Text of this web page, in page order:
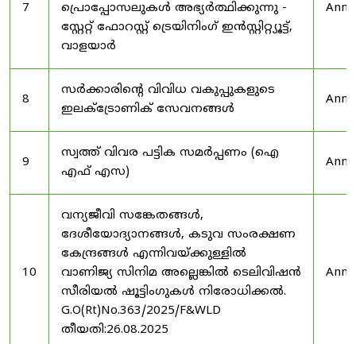
7
പ്രൊപ്പോസലുകൾ അഭ്യർത്ഥിക്കുന്നു -
സ്റ്റേറ്റ് ഫോറസ്റ്റ് ട്രെയിനിംഗ് ഇൻസ്റ്റിറ്റ്യൂട്ട്,
വാളയാർ
8
സർക്കാരിന്റെ വിവിധ വകുപ്പുകളുടെ
ഇലക്ട്രോണിക് സേവനങ്ങൾ
9
സ്വത്ത് വിവര പട്ടിക സമർപ്പണം (ഐ
എഫ് എസ)
10
വന്യജീവി സങ്കേതങ്ങൾ,
ദേശീയോദ്യാനങ്ങൾ, കടുവ സംരക്ഷണ
കേന്ദ്രങ്ങൾ എന്നിവയ്ക്കുള്ളിൽ
വാണിജ്യ സിനിമ അല്ലെങ്കിൽ ടെലിവിഷൻ
സീരിയൽ ഷൂട്ടിംഗുകൾ നിരോധിക്കൽ.
G.O(Rt)No.363/2025/F&WLD
തീയതി:26.08.2025